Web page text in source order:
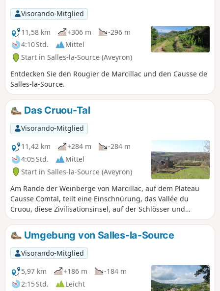
des Créneau.
Visorando-Mitglied
11,58 km
+306 m
-296 m
4:10 Std.
Mittel
Start in Salles-la-Source (Aveyron)
Entdecken Sie den Rougier de Marcillac und den Causse de
Salles-la-Source.
Das Cruou-Tal
Visorando-Mitglied
11,42 km
+284 m
-284 m
4:05 Std.
Mittel
Start in Salles-la-Source (Aveyron)
Am Rande der Weinberge von Marcillac, auf dem Plateau
Causse Comtal, teilt eine Einschnürung, das Vallée du
Cruou, diese Zivilisationsinsel, auf der Schlösser und
Herrenhäuser die Landschaft zwischen Devèzes, Wäldern
und Bächen prägen.
Umgebung von Salles-la-Source
Visorando-Mitglied
5,97 km
+186 m
-184 m
2:15 Std.
Leicht